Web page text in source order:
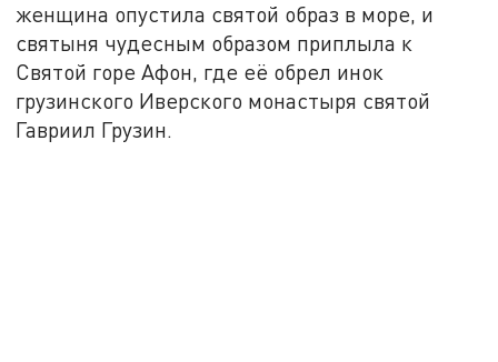
женщина опустила святой образ в море, и
святыня чудесным образом приплыла к
Святой горе Афон, где её обрел инок
грузинского Иверского монастыря святой
Гавриил Грузин.